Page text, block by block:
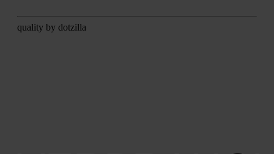
qua­li­ty by dot­zil­la